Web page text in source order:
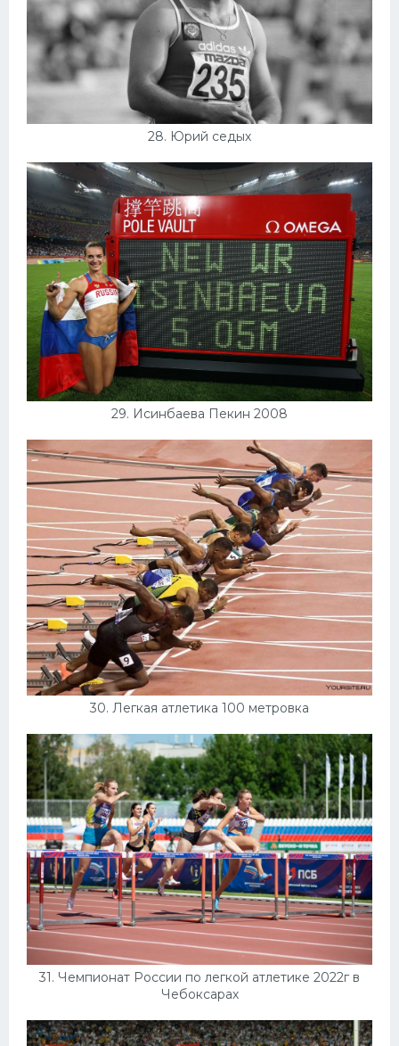
28. Юрий седых
29. Исинбаева Пекин 2008
30. Легкая атлетика 100 метровка
31. Чемпионат России по легкой атлетике 2022г в
Чебоксарах